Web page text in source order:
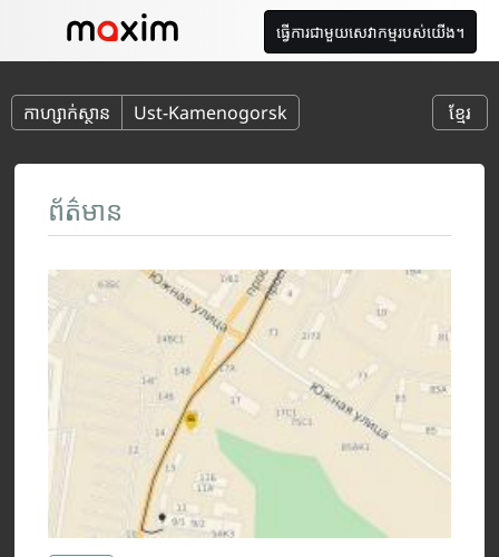
ធ្វើការជាមួយសេវាកម្មរបស់យើង។
កាហ្សាក់ស្ថាន Ust-Kamenogorsk ខ្មែរ
ព័ត៌មាន